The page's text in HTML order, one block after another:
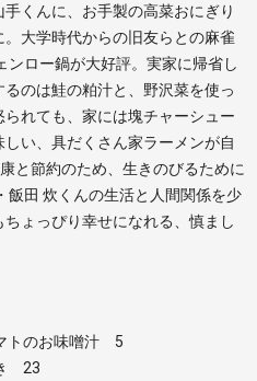
くんに、お手製の高菜おにぎり
大学時代からの旧友らとの麻雀
ンロー鍋が大好評。実家に帰省し
のは鮭の粕汁と、野沢菜を使っ
れても、家には塊チャーシュー
い、具だくさん家ラーメンが自
節約のため、生きのびるために
飯田 炊くんの生活と人間関係を少
ょっぴり幸せになれる、慎まし
トのお味噌汁 5
23